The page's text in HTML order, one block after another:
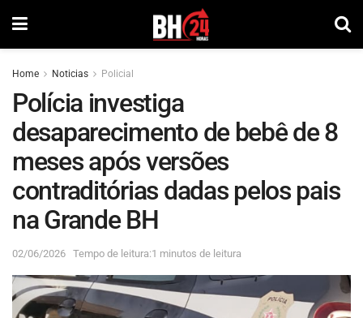
Home Noticias Policial
Polícia investiga
desaparecimento de bebê de 8
meses após versões
contraditórias dadas pelos pais
na Grande BH
02/06/2026 Tempo de leitura:1 minutos de leitura